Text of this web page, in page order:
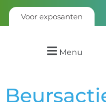
Voor exposanten
Menu